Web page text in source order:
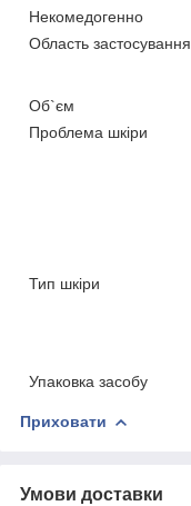
Некомедогенно
Область застосування
Об`єм
Проблема шкіри
Тип шкіри
Упаковка засобу
Приховати
Умови доставки